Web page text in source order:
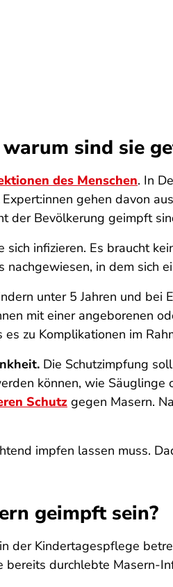
sind sie
des Menschen. In
gehen davon
der Bevölkerung geimpft
infizieren. Es braucht
in dem sich
unter 5 Jahren und bei
mit einer angeborenen
zu Komplikationen im
Die Schutzimpfung
können, wie
Schutz gegen Masern.
impfen lassen muss.
geimpft sein?
der Kindertagespflege
durchlebte Masern-